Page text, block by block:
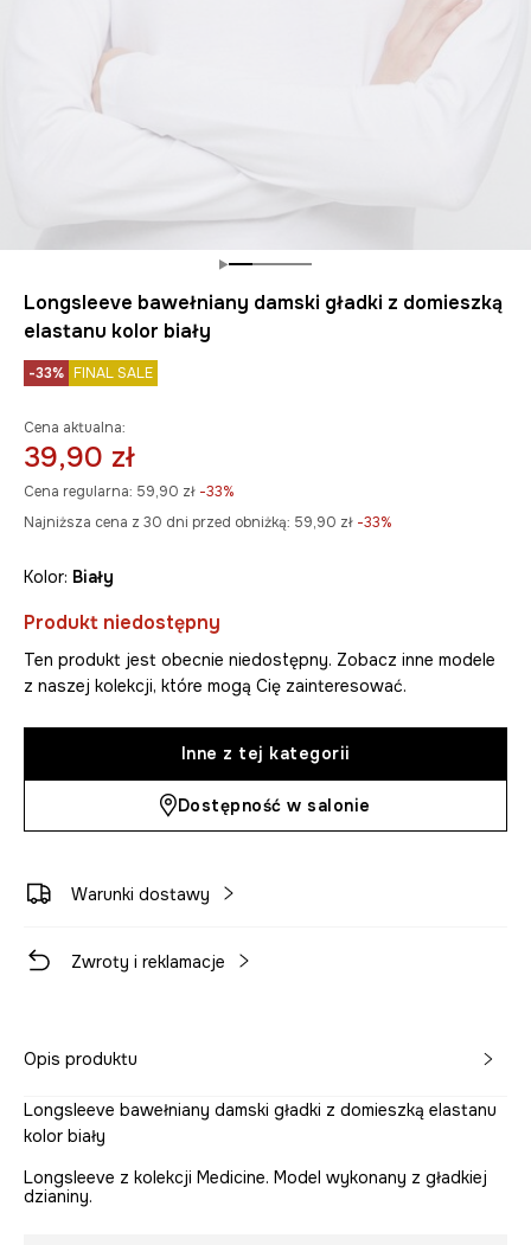
Longsleeve bawełniany damski gładki z domieszką
elastanu kolor biały
-33% FINAL SALE
Cena aktualna:
39,90 zł
Cena regularna: 59,90 zł -33%
Najniższa cena z 30 dni przed obniżką: 59,90 zł -33%
Kolor: biały
Produkt niedostępny
Ten produkt jest obecnie niedostępny. Zobacz inne modele
z naszej kolekcji, które mogą Cię zainteresować.
Inne z tej kategorii
Dostępność w salonie
Warunki dostawy
Zwroty i reklamacje
Opis produktu
Longsleeve bawełniany damski gładki z domieszką elastanu
kolor biały
Longsleeve z kolekcji Medicine. Model wykonany z gładkiej
dzianiny.